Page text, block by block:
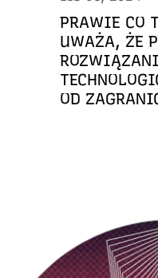
PRAWIE CO
UWAŻA, ŻE
OD